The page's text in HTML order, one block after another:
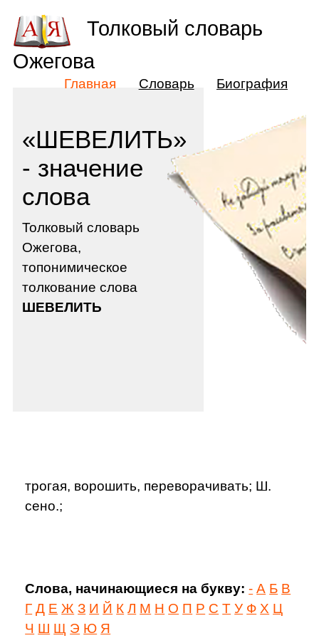
«ШЕВЕЛИТЬ»
- значение
слова
Толковый словарь
Ожегова,
топонимическое
толкование слова
ШЕВЕЛИТЬ
трогая, ворошить, переворачивать; Ш.
сено.;
Слова, начинающиеся на букву: - А Б В
Г Д Е Ж З И Й К Л М Н О П Р С Т У Ф Х Ц
Ч Ш Щ Э Ю Я
Толковый словарь
Ожегова
Главная Словарь Биография